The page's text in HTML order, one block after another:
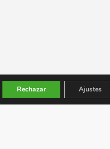
Rechazar Ajustes